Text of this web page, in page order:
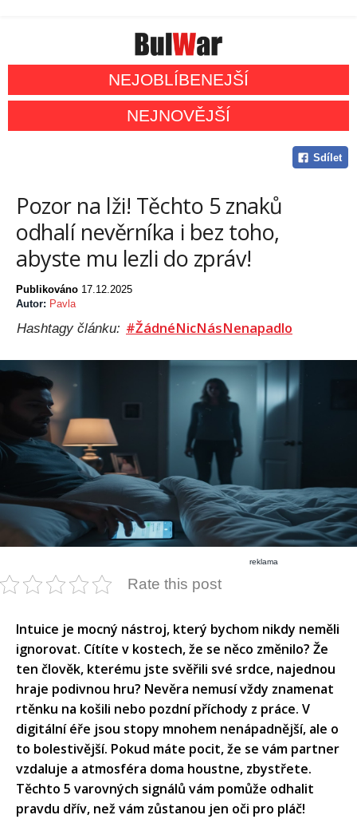
NEJOBLÍBENEJŠÍ
NEJNOVĚJŠÍ
Sdílet
Pozor na lži! Těchto 5 znaků
odhalí nevěrníka i bez toho,
abyste mu lezli do zpráv!
Publikováno 17.12.2025
Autor: Pavla
Hashtagy článku: #ŽádnéNicNásNenapadlo
reklama
Rate this post
Intuice je mocný nástroj, který bychom nikdy neměli
ignorovat. Cítíte v kostech, že se něco změnilo? Že
ten člověk, kterému jste svěřili své srdce, najednou
hraje podivnou hru? Nevěra nemusí vždy znamenat
rtěnku na košili nebo pozdní příchody z práce. V
digitální éře jsou stopy mnohem nenápadnější, ale o
to bolestivější. Pokud máte pocit, že se vám partner
vzdaluje a atmosféra doma houstne, zbystřete.
Těchto 5 varovných signálů vám pomůže odhalit
pravdu dřív, než vám zůstanou jen oči pro pláč!